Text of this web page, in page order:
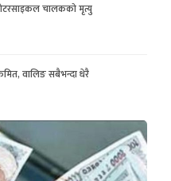
चालकको मृत्यु
वालिङ सबैभन्दा धेरै